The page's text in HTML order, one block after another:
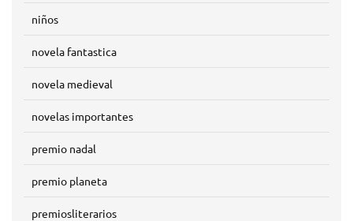
niños
novela fantastica
novela medieval
novelas importantes
premio nadal
premio planeta
premiosliterarios